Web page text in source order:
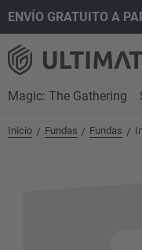
Saltar a la
ENVÍO GRATUITO A
Magic: The Gathering
Inicio / Fundas / Fundas /